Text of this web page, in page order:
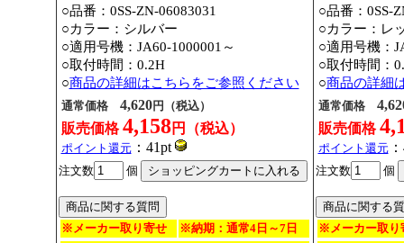
○品番：0SS-ZN-06083031
○カラー：シルバー
○適用号機：JA60-1000001～
○取付時間：0.2H
○商品の詳細はこちらをご参照ください
通常価格 4,620円（税込）
販売価格4,158円（税込）
ポイント還元：41pt
注文数 個
※メーカー取り寄せ
※納期：通常4日～7日
○品番：0SS-
○カラー：レ
○適用号機：
○取付時間：
○商品の詳細
通常価格
販売価格
ポイント還元
注文数 個
※メーカー取り